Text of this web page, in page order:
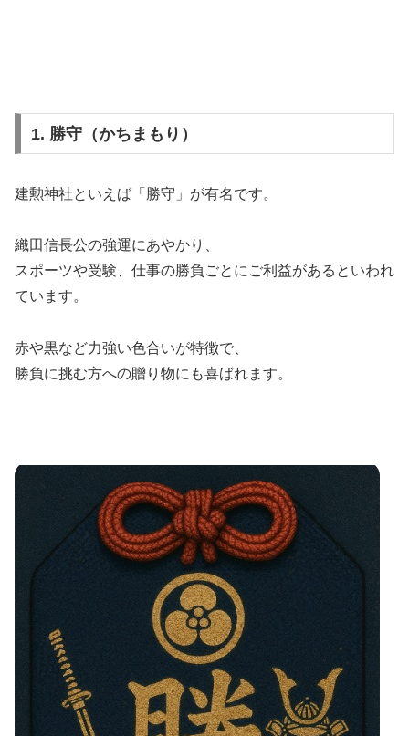
1. 勝守（かちまもり）
建勲神社といえば「勝守」が有名です。
織田信長公の強運にあやかり、
スポーツや受験、仕事の勝負ごとにご利益があるといわれ
ています。
赤や黒など力強い色合いが特徴で、
勝負に挑む方への贈り物にも喜ばれます。